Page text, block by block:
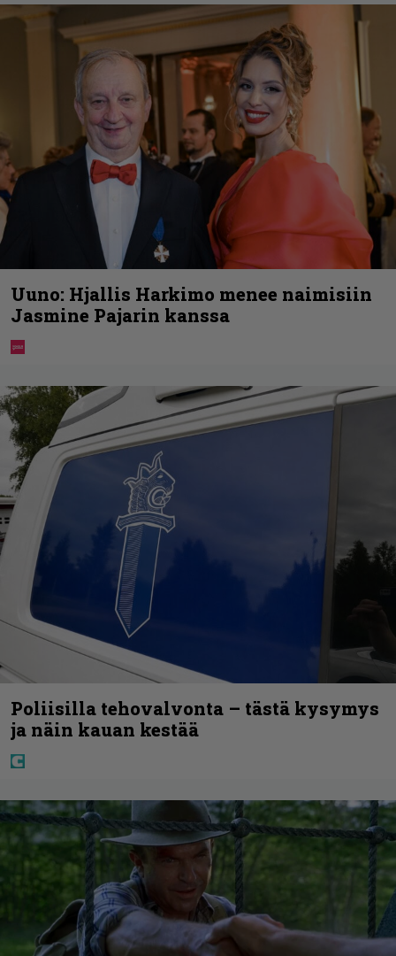
Uuno: Hjallis Harkimo menee naimisiin
Jasmine Pajarin kanssa
Poliisilla tehovalvonta – tästä kysymys
ja näin kauan kestää